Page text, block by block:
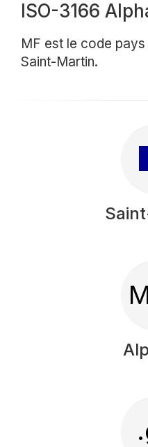
ISO-3166
MF est le code
Saint-Martin.